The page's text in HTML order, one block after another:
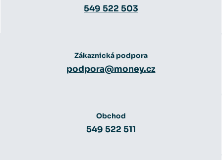
549 522 503
Zákaznická podpora
podpora@money.cz
Obchod
549 522 511